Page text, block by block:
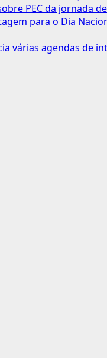
PEC da jornada
para o Dia
várias agendas de